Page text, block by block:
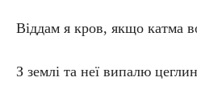
Віддам я кров, якщо катма
З землі та неї випалю